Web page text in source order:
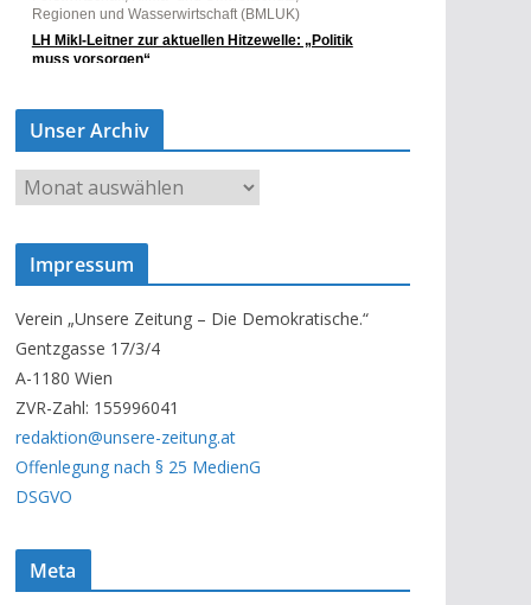
Unser Archiv
U
n
s
A
r
c
h
i
v
Impressum
Verein „Unsere Zeitung – Die Demokratische.“
Gentzgasse 17/3/4
A-1180 Wien
ZVR-Zahl: 155996041
redaktion@unsere-zeitung.at
Offenlegung nach § 25 MedienG
DSGVO
Meta